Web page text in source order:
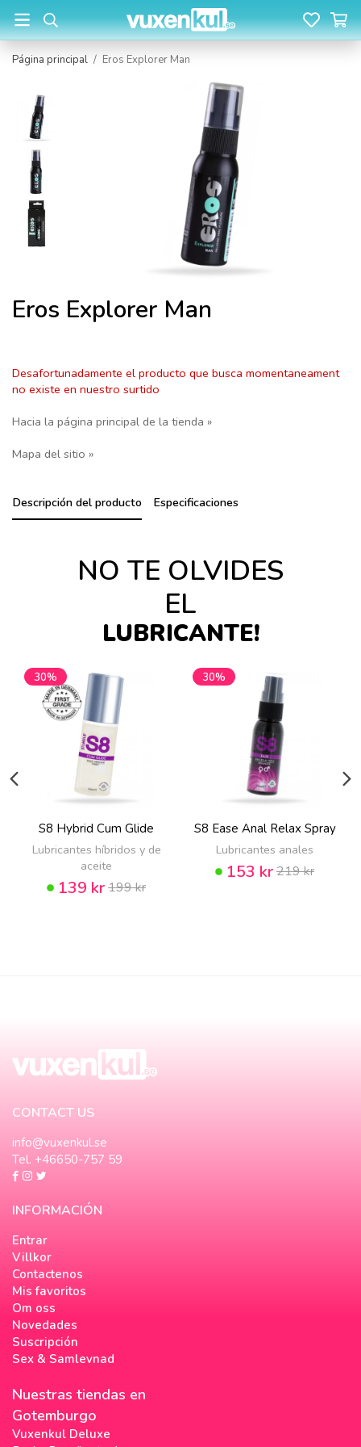
Página principal / Eros Explorer Man
Eros Explorer Man
Desafortunadamente el producto que busca momentaneament
no existe en nuestro surtido
Hacia la página principal de la tienda »
Mapa del sitio »
Descripción del producto Especificaciones
NO TE OLVIDES
EL
LUBRICANTE!
30%
S8 Hybrid Cum Glide
Lubricantes híbridos y de
aceite
139 kr199 kr
30%
S8 Ease Anal Relax Spray
Lubricantes anales
153 kr219 kr
CONTACT US
info@vuxenkul.se
Tel. +46650-757 59
INFORMACIÓN
Entrar
Villkor
Contactenos
Mis favoritos
Om oss
Novedades
Suscripción
Sex & Samlevnad
Nuestras tiendas en
Gotemburgo
Vuxenkul Deluxe